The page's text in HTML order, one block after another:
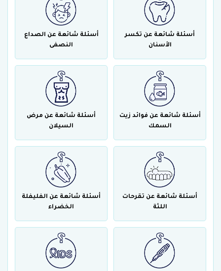
أسئلة شائعة عن تكسر
الأسنان
أسئلة شائعة عن الصداع
النصفى
أسئلة شائعة عن فوائد زيت
السمك
أسئلة شائعة عن مرض
السيلان
أسئلة شائعة عن تقرحات
اللثة
أسئلة شائعة عن الفليفلة
الخضراء